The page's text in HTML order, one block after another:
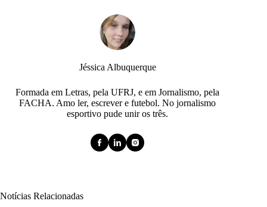
Jéssica Albuquerque
Formada em Letras, pela UFRJ, e em Jornalismo, pela
FACHA. Amo ler, escrever e futebol. No jornalismo
esportivo pude unir os três.
Notícias Relacionadas